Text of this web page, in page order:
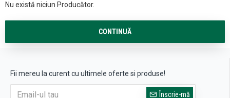
Nu există niciun Producător.
CONTINUĂ
Fii mereu la curent cu ultimele oferte si produse!
Înscrie-mă